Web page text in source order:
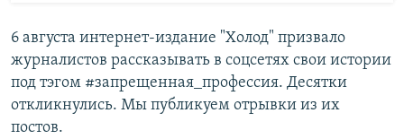
6 августа интернет-издание "Холод" призвало
журналистов рассказывать в соцсетях свои истории
под тэгом #запрещенная_профессия. Десятки
откликнулись. Мы публикуем отрывки из их
постов.